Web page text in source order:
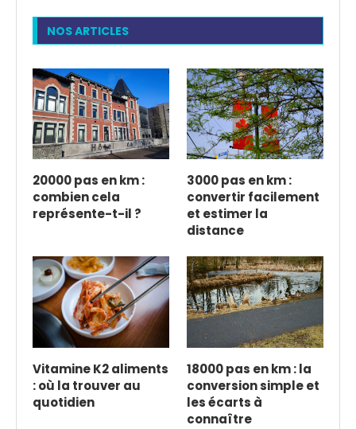
NOS ARTICLES
20000 pas en km :
combien cela
représente-t-il ?
3000 pas en km :
convertir facilement
et estimer la
distance
Vitamine K2 aliments
: où la trouver au
quotidien
18000 pas en km : la
conversion simple et
les écarts à
connaître